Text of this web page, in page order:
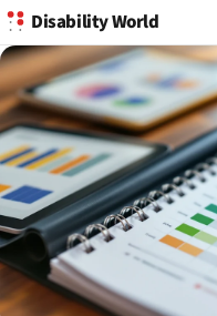
Disability World